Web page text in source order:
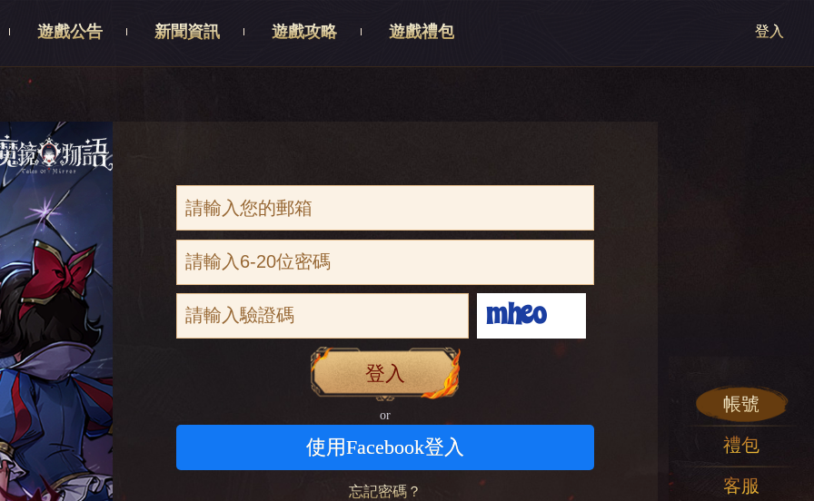
遊戲公告 新聞資訊 遊戲攻略 遊戲禮包 登入
登入
or
使用Facebook登入
忘記密碼？
帳號
禮包
客服